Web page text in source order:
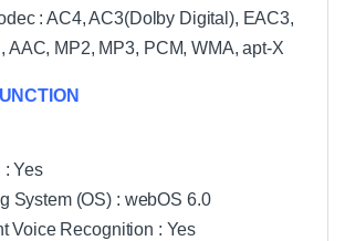
: AC4, AC3(Dolby Digital), EAC3,
AAC, MP2, MP3, PCM, WMA, apt-X
: Yes
System (OS) : webOS 6.0
Voice Recognition : Yes